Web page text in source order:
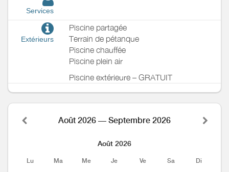
Services
Extérieurs
Piscine partagée
Terrain de pétanque
Piscine chauffée
Piscine plein air
Piscine extérieure – GRATUIT
Août 2026 — Septembre 2026
Août 2026
Lu Ma Me Je Ve Sa Di